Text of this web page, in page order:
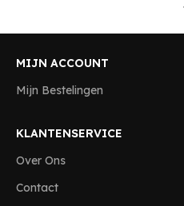
MIJN ACCOUNT
Mijn Bestelingen
KLANTENSERVICE
Over Ons
Contact